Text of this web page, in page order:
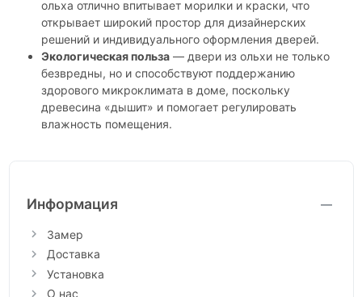
ольха отлично впитывает морилки и краски, что
открывает широкий простор для дизайнерских
решений и индивидуального оформления дверей.
Экологическая польза— двери из ольхи не только
безвредны, но и способствуют поддержанию
здорового микроклимата в доме, поскольку
древесина «дышит» и помогает регулировать
влажность помещения.
Информация
Замер
Доставка
Установка
О нас